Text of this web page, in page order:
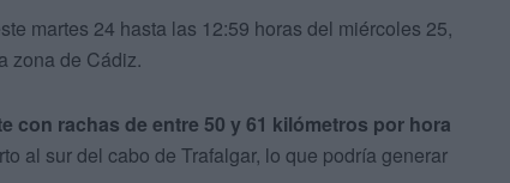
martes 24 hasta las 12:59 horas del miércoles 25,
zona de Cádiz.
con rachas de entre 50 y 61 kilómetros por hora
al sur del cabo de Trafalgar, lo que podría generar